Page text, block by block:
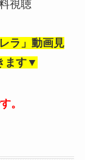
視聴
ラ 」動画見
ます▼
。